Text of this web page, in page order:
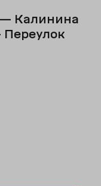
Калинина